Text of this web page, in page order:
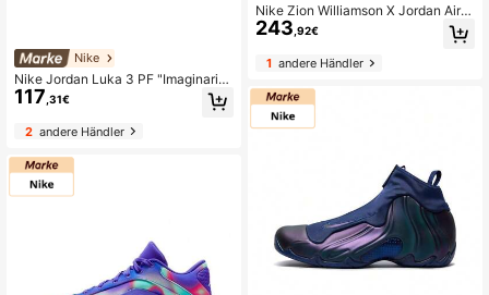
Nike
Nike Jordan Luka 3 PF "Imaginariu
m" Bequeme & Vielseitige, Rutschfe
ste & langanhaltend, Low-Top Bask
etballschuhe, Rosa & Schwarz Für
Herren
117 ,31€
2andere Händler
Nike Zion Williamson X Jordan Air J
ordan 1 Low OG 'Regency Purple A
nd Dark Raisin' Voodoo Doll Colorw
ay Low-Top Retro Basketball Schu
he Herren Dunkelblau
243 ,92€
1andere Händler